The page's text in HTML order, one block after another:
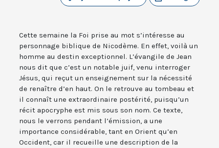
Cette semaine la Foi prise au mot s’intéresse au
personnage biblique de Nicodème. En effet, voilà un
homme au destin exceptionnel. L’évangile de Jean
nous dit que c’est un notable juif, venu interroger
Jésus, qui reçut un enseignement sur la nécessité
de renaître d’en haut. On le retrouve au tombeau et
il connaît une extraordinaire postérité, puisqu’un
récit apocryphe est mis sous son nom. Ce texte,
nous le verrons pendant l’émission, a une
importance considérable, tant en Orient qu’en
Occident, car il recueille une description de la